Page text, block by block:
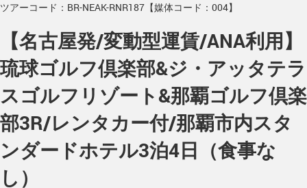
ツアーコード：BR-NEAK-RNR187【媒体コード：004】
【名古屋発/変動型運賃/ANA利用】
琉球ゴルフ倶楽部&ジ・アッタテラ
スゴルフリゾート&那覇ゴルフ倶楽
部3R/レンタカー付/那覇市内スタ
ンダードホテル3泊4日（食事な
し）